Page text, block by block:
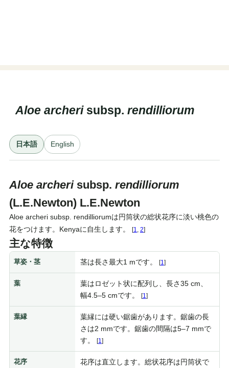
Aloe archeri subsp. rendilliorum
日本語 English
Aloe archerisubsp. rendilliorum
(L.E.Newton) L.E.Newton
Aloe archeri subsp. rendilliorumは円筒状の総状花序に淡い桃色の
花をつけます。Kenyaに自生します。
[1, 2]
主な特徴
草姿・茎 茎は長さ最大1 mです。 [1]
葉
葉はロゼット状に配列し、長さ35 cm、
幅4.5–5 cmです。
[1]
葉縁
葉縁には硬い鋸歯があります。鋸歯の長
さは2 mmです。鋸歯の間隔は5–7 mmで
す。
[1]
花序
花序は直立します。総状花序は円筒状で